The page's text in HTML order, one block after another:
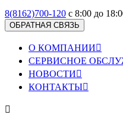
8(8162)700-120 с 8:00 до
ОБРАТНАЯ СВЯЗЬ
О КОМПАНИИ
СЕРВИСНОЕ
НОВОСТИ
КОНТАКТЫ
